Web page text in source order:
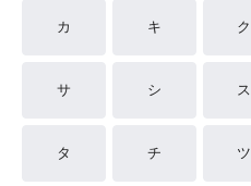
カ キ ク
サ シ ス
タ チ ツ